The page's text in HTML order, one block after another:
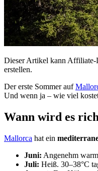
Dieser Artikel kann Affiliate-
erstellen.
Der erste Sommer auf
Und wenn ja – wie viel
Wann wird es
Mallorca hat ein
Juni: Angenehm
Juli: Heiß. 30–38°C